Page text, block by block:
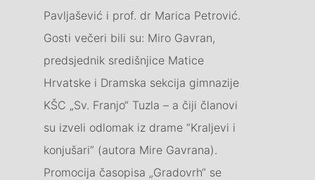
Pavljašević i prof. dr Marica Petrović.
Gosti večeri bili su: Miro Gavran,
predsjednik središnjice Matice
Hrvatske i Dramska sekcija gimnazije
KŠC „Sv. Franjo“ Tuzla – a čiji članovi
su izveli odlomak iz drame “Kraljevi i
konjušari” (autora Mire Gavrana).
Promocija časopisa „Gradovrh“ se